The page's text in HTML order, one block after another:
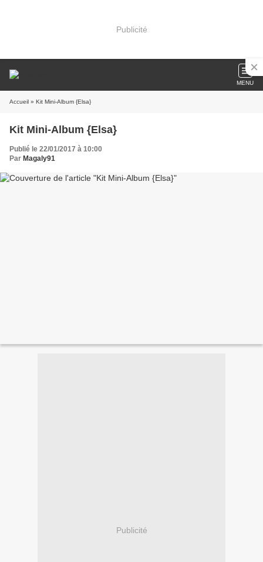
Publicité
MENU
Accueil » Kit Mini-Album {Elsa}
Kit Mini-Album {Elsa}
Publié le 22/01/2017 à 10:00
Par Magaly91
Publicité